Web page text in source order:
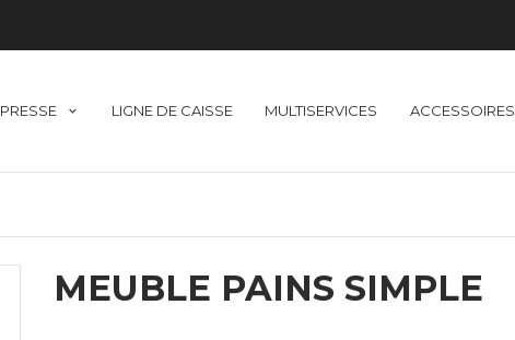
PRESSE LIGNE DE CAISSE MULTISERVICES ACCESSOIRES
MEUBLE PAINS SIMPLE